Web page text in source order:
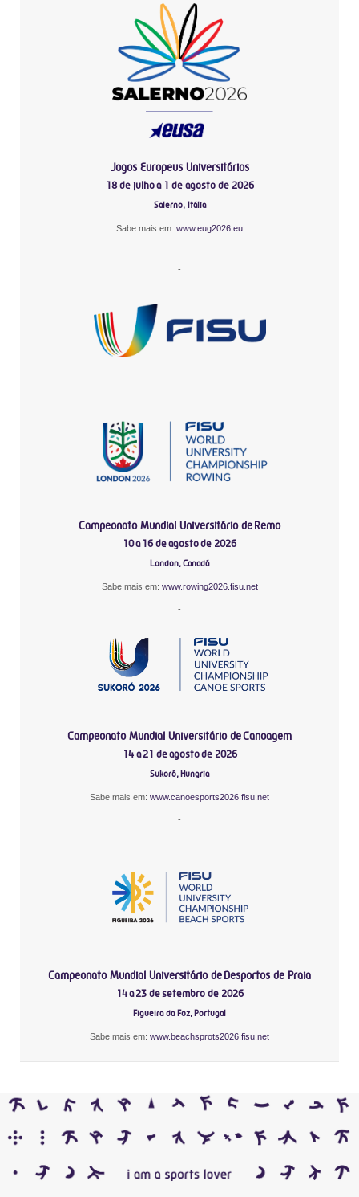
Jogos Europeus Universitários
18 de julho a 1 de agosto de 2026
Salerno, Itália
Sabe mais em: www.eug2026.eu
-
-
Campeonato Mundial Universitário de Remo
10 a 16 de agosto de 2026
London, Canadá
Sabe mais em: www.rowing2026.fisu.net
-
Campeonato Mundial Universitário de Canoagem
14 a 21 de agosto de 2026
Sukoró, Hungria
Sabe mais em: www.canoesports2026.fisu.net
-
Campeonato Mundial Universitário de Desportos de Praia
14 a 23 de setembro de 2026
Figueira da Foz, Portugal
Sabe mais em: www.beachsprots2026.fisu.net